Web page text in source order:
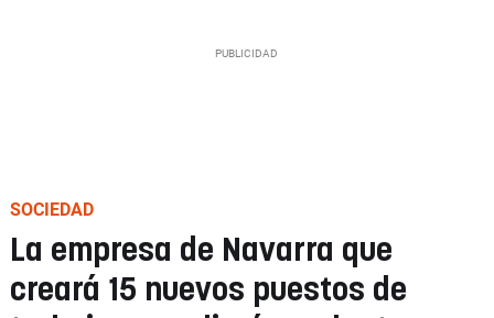
SOCIEDAD
La empresa de Navarra que
creará 15 nuevos puestos de